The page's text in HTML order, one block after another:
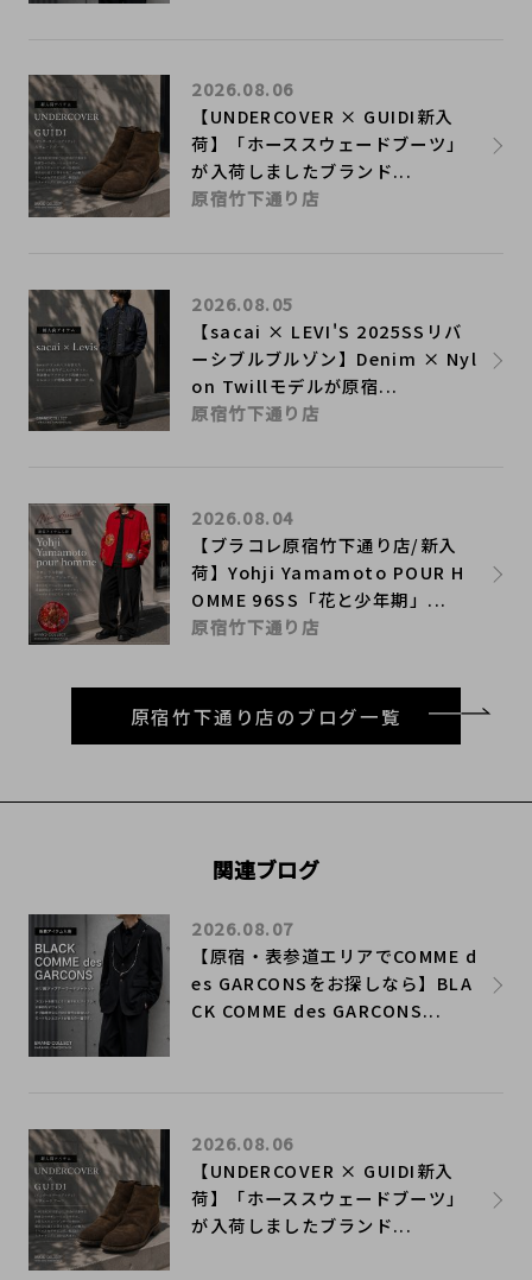
【UNDERCOVER × GUIDI新入
荷】「ホーススウェードブーツ」
が入荷しましたブランド...
2026.08.06
原宿竹下通り店
【sacai × LEVI'S 2025SSリバ
ーシブルブルゾン】Denim × Nyl
on Twillモデルが原宿...
2026.08.05
原宿竹下通り店
【ブラコレ原宿竹下通り店/新入
荷】Yohji Yamamoto POUR H
OMME 96SS「花と少年期」...
2026.08.04
原宿竹下通り店
原宿竹下通り店のブログ一覧
関連ブログ
【原宿・表参道エリアでCOMME d
es GARCONSをお探しなら】BLA
CK COMME des GARCONS...
2026.08.07
【UNDERCOVER × GUIDI新入
荷】「ホーススウェードブーツ」
が入荷しましたブランド...
2026.08.06